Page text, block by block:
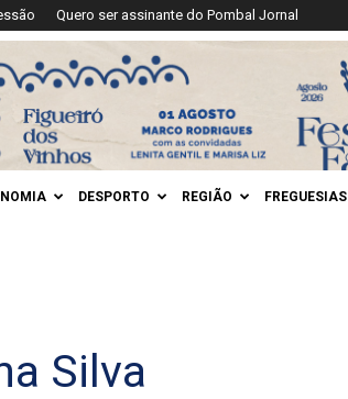
Quero ser assinante do Pombal Jornal
DESPORTO REGIÃO FREGUESIAS
Silva